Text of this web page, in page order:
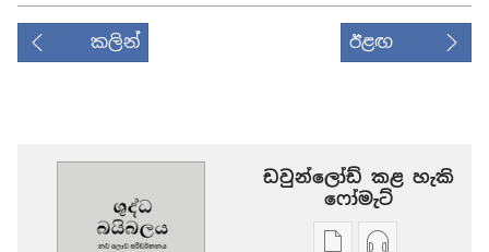
කලින් ඊළඟ
ඩවුන්ලෝඩ් කළ හැකි
‍‍ෆෝමැට්